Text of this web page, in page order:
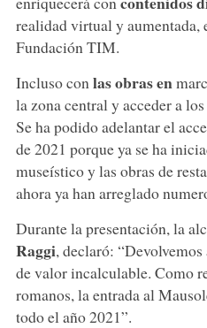
realidad virtual y aumentada,
Fundación TIM.
Incluso conlas obras en
la zona central y acceder a
Se ha podido adelantar el
de 2021 porque ya se ha
museístico y las obras de
ahora ya han arreglado
Durante la presentación, la
Raggi, declaró:
de valor incalculable. Como
romanos, la entrada al
todo el año 2021”.